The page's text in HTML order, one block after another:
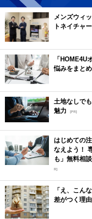
メンズウィ
トネイチャ
「HOME4U
悩みをまと
土地なしで
魅力
[PR]
はじめての
なえよう！
も」無料相
R]
「え、こん
差がつく理由